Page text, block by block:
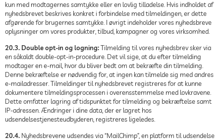
kun med modtagernes samtykke eller en lovlig tilladelse. Hvis indholdet af
nyhedsbrevet beskrives konkret i forbindelse med tilmeldingen, er dette
afgørende for brugernes samtykke. I øvrigt indeholder vores nyhedsbreve
oplysninger om vores produkter, tilbud, kampagner og vores virksomhed.
20.3. Double opt-in og logning:Tilmelding til vores nyhedsbrev sker via
en såkaldt double-opt-in-procedure. Det vil sige, at du efter tilmelding
modtager en e-mail, hvor du bliver bedt om at bekræfte din tilmelding.
Denne bekræftelse er nødvendig for, at ingen kan tilmelde sig med andres
e-mailadresser. Tilmeldinger til nyhedsbrevet registreres for at kunne
dokumentere tilmeldingsprocessen i overensstemmelse med lovkravene.
Dette omfatter lagring af tidspunktet for tilmelding og bekræftelse samt
IP-adressen. Ændringer i dine data, der er lagret hos
udsendelsestjenesteudbyderen, registreres ligeledes.
20.4. Nyhedsbrevene udsendes via “MailChimp”, en platform til udsendelse